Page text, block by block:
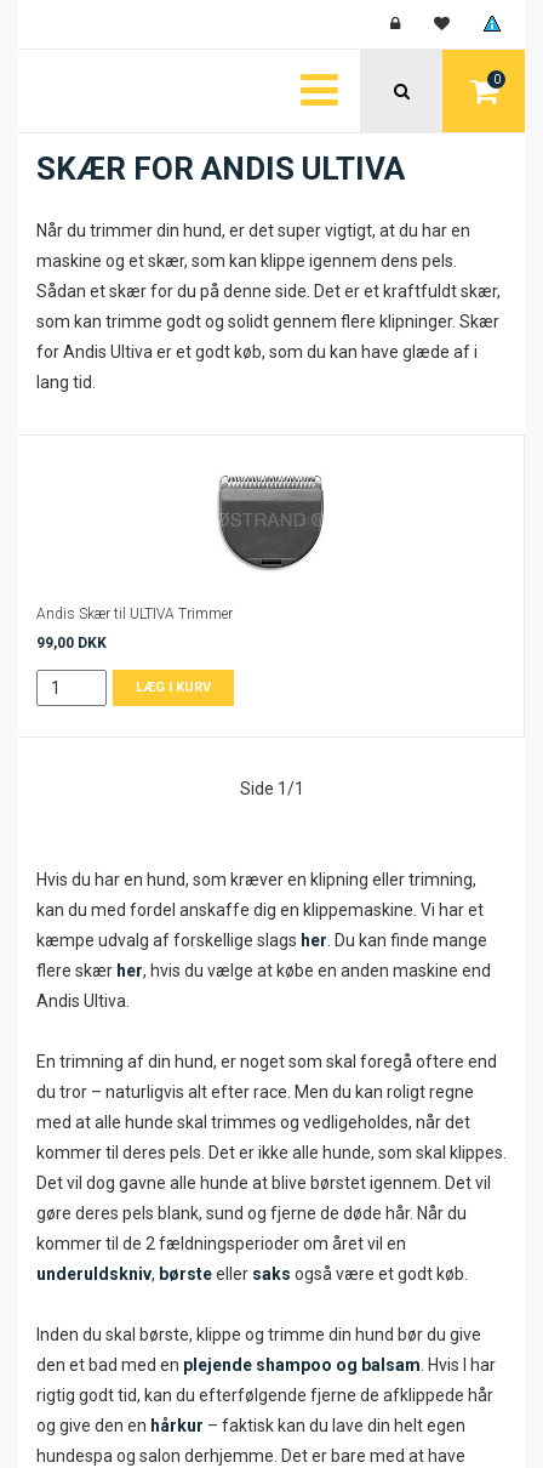
0
SKÆR FOR ANDIS ULTIVA
Når du trimmer din hund, er det super vigtigt, at du har en
maskine og et skær, som kan klippe igennem dens pels.
Sådan et skær for du på denne side. Det er et kraftfuldt skær,
som kan trimme godt og solidt gennem flere klipninger. Skær
for Andis Ultiva er et godt køb, som du kan have glæde af i
lang tid.
Andis Skær til ULTIVA Trimmer
99,00 DKK
Side 1/1
Hvis du har en hund, som kræver en klipning eller trimning,
kan du med fordel anskaffe dig en klippemaskine. Vi har et
kæmpe udvalg af forskellige slags her . Du kan finde mange
flere skær her, hvis du vælge at købe en anden maskine end
Andis Ultiva.
En trimning af din hund, er noget som skal foregå oftere end
du tror – naturligvis alt efter race. Men du kan roligt regne
med at alle hunde skal trimmes og vedligeholdes, når det
kommer til deres pels. Det er ikke alle hunde, som skal klippes.
Det vil dog gavne alle hunde at blive børstet igennem. Det vil
gøre deres pels blank, sund og fjerne de døde hår. Når du
kommer til de 2 fældningsperioder om året vil en
underuldskniv, børsteeller saks også være et godt køb.
Inden du skal børste, klippe og trimme din hund bør du give
den et bad med en plejende shampoo og balsam . Hvis I har
rigtig godt tid, kan du efterfølgende fjerne de afklippede hår
og give den en hårkur – faktisk kan du lave din helt egen
hundespa og salon derhjemme. Det er bare med at have